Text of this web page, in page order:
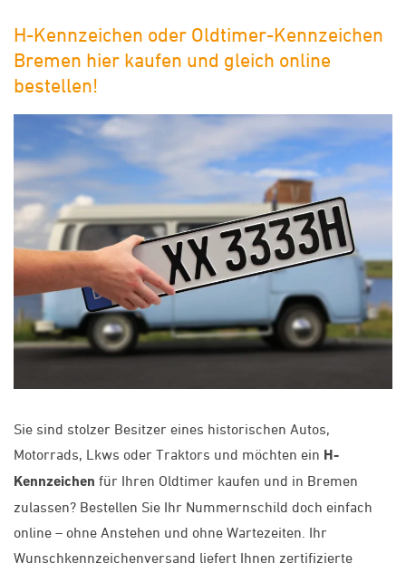
H-Kennzeichen oder Oldtimer-Kennzeichen
Bremen hier kaufen und gleich online
bestellen!
Sie sind stolzer Besitzer eines historischen Autos,
Motorrads, Lkws oder Traktors und möchten ein H-
Kennzeichen für Ihren Oldtimer kaufen und in Bremen
zulassen? Bestellen Sie Ihr Nummernschild doch einfach
online – ohne Anstehen und ohne Wartezeiten. Ihr
Wunschkennzeichenversand liefert Ihnen zertifizierte